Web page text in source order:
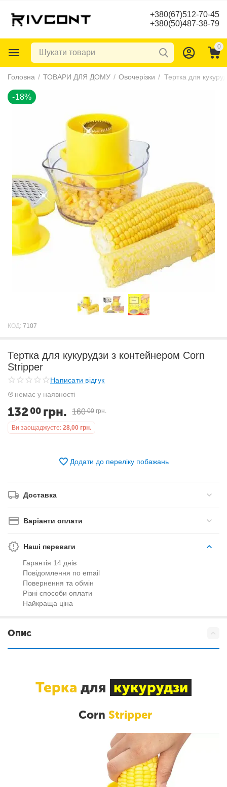
+380(67)512-70-45
+380(50)487-38-79
0
Головна / ТОВАРИ ДЛЯ ДОМУ / Овочерізки /
КОД: 7107
Тертка для кукурудзи з контейнером Corn
Stripper
Написати відгук
немає у наявності
13200 грн. 160 00 грн.
Ви заощаджуєте: 28,00 грн.
Додати до переліку побажань
Доставка
Варіанти оплати
Наші переваги
Гарантія 14 днів
Повідомлення по email
Повернення та обмін
Різні способи оплати
Найкраща ціна
Опис
Терка для кукурудзи
Corn Stripper